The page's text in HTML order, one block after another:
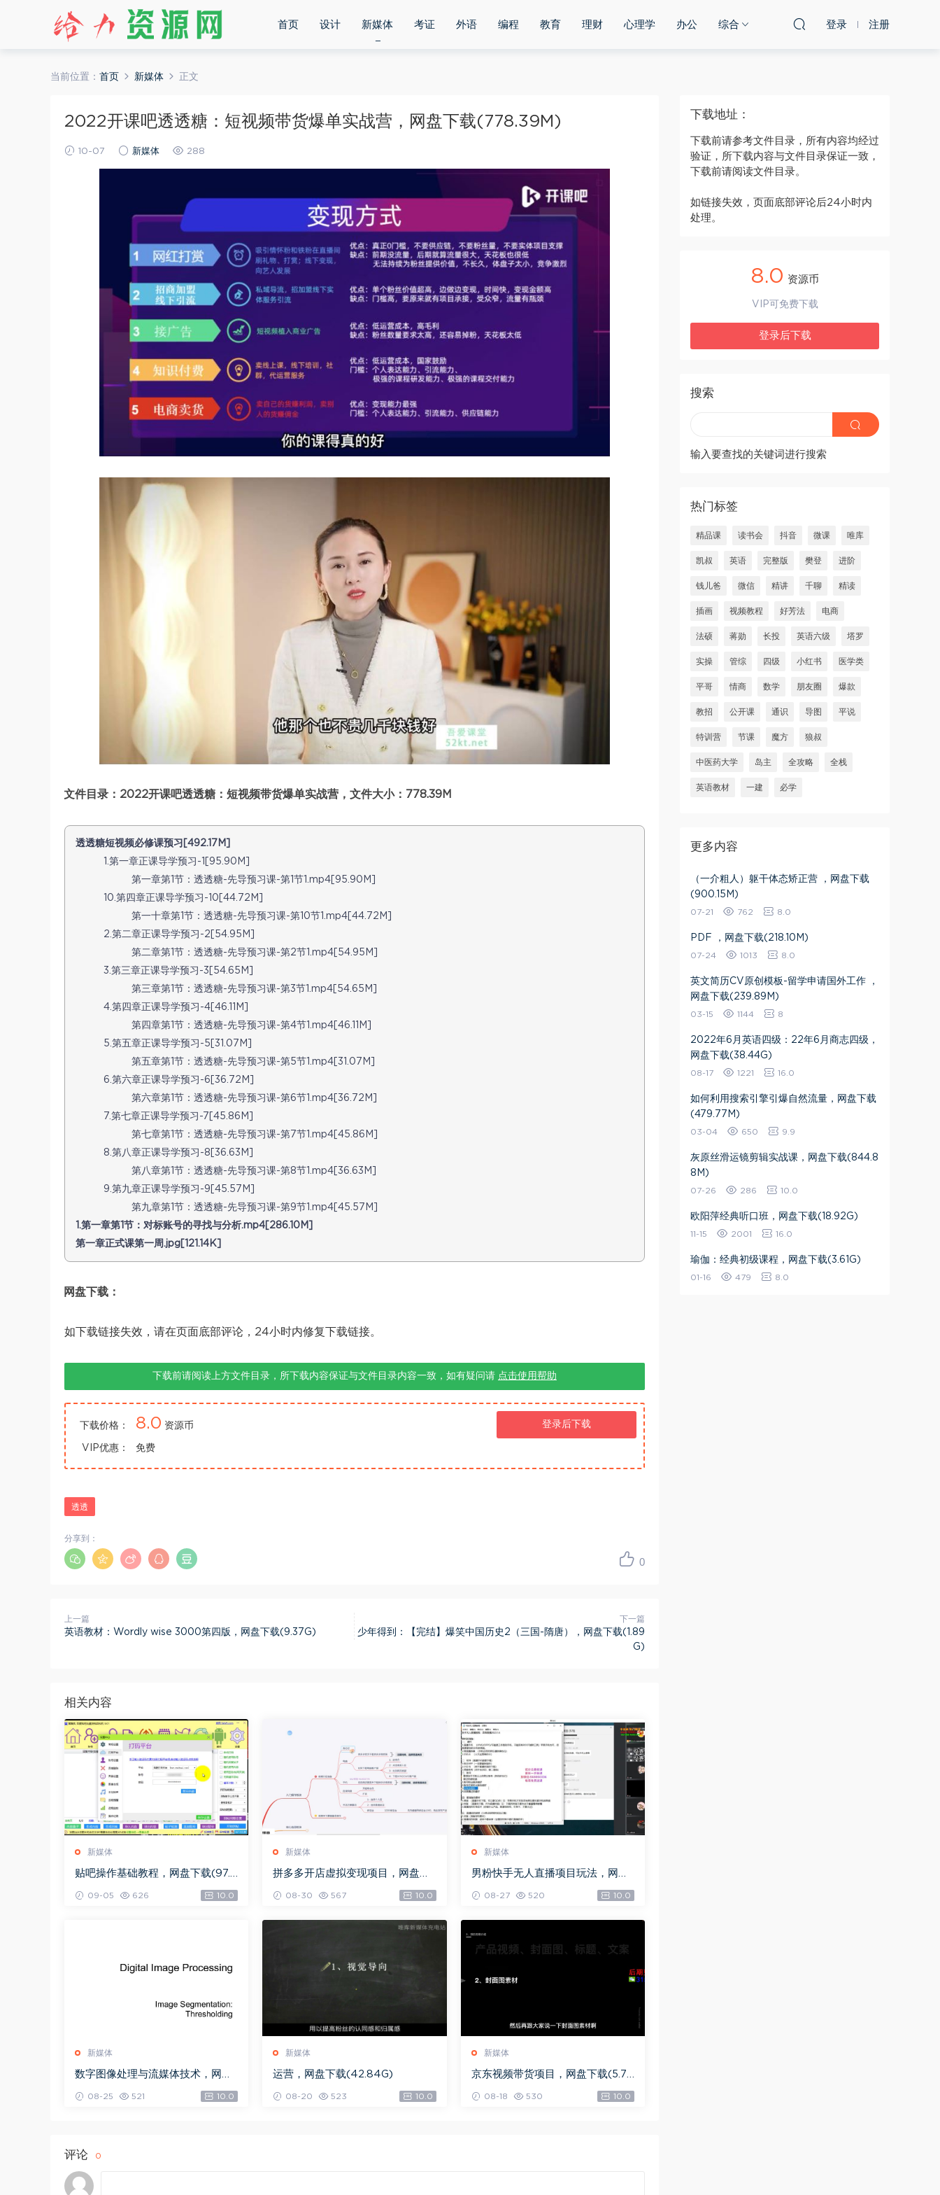
首页 设计 新媒体 考证 外语 编程 教育 理财 心理学 办公 综合 登录 注册
当前位置： 首页 新媒体 正文
2022开课吧透透糖：短视频带货爆单实战营，网盘下载(778.39M)
10-07 新媒体 288
文件目录：2022开课吧透透糖：短视频带货爆单实战营，文件大小：778.39M
透透糖短视频必修课预习[492.17M]
1.第一章正课导学预习-1[95.90M]
第一章第1节：透透糖-先导预习课-第1节1.mp4[95.90M]
10.第四章正课导学预习-10[44.72M]
第一十章第1节：透透糖-先导预习课-第10节1.mp4[44.72M]
2.第二章正课导学预习-2[54.95M]
第二章第1节：透透糖-先导预习课-第2节1.mp4[54.95M]
3.第三章正课导学预习-3[54.65M]
第三章第1节：透透糖-先导预习课-第3节1.mp4[54.65M]
4.第四章正课导学预习-4[46.11M]
第四章第1节：透透糖-先导预习课-第4节1.mp4[46.11M]
5.第五章正课导学预习-5[31.07M]
第五章第1节：透透糖-先导预习课-第5节1.mp4[31.07M]
6.第六章正课导学预习-6[36.72M]
第六章第1节：透透糖-先导预习课-第6节1.mp4[36.72M]
7.第七章正课导学预习-7[45.86M]
第七章第1节：透透糖-先导预习课-第7节1.mp4[45.86M]
8.第八章正课导学预习-8[36.63M]
第八章第1节：透透糖-先导预习课-第8节1.mp4[36.63M]
9.第九章正课导学预习-9[45.57M]
第九章第1节：透透糖-先导预习课-第9节1.mp4[45.57M]
1.第一章第1节：对标账号的寻找与分析.mp4[286.10M]
第一章正式课第一周.jpg[121.14K]
网盘下载：
如下载链接失效，请在页面底部评论，24小时内修复下载链接。
下载前请阅读上方文件目录，所下载内容保证与文件目录内容一致，如有疑问请 点击使用帮助
下载价格： 8.0 资源币
VIP优惠： 免费
登录后下载
透透
0
分享到：
上一篇
英语教材：Wordly wise 3000第四版，网盘下载(9.37G)
下一篇
少年得到：【完结】爆笑中国历史2（三国-隋唐），网盘下载(1.89
G)
相关内容
新媒体
贴吧操作基础教程，网盘下载(97.5
09-05 626 10.0
新媒体
拼多多开店虚拟变现项目，网盘下
08-30 567 10.0
新媒体
男粉快手无人直播项目玩法，网盘
08-27 520 10.0
新媒体
数字图像处理与流媒体技术，网盘
08-25 521 10.0
新媒体
运营，网盘下载(42.84G)
08-20 523 10.0
新媒体
京东视频带货项目，网盘下载(5.72
08-18 530 10.0
评论 0
下载地址：
下载前请参考文件目录，所有内容均经过
验证，所下载内容与文件目录保证一致，
下载前请阅读文件目录。
如链接失效，页面底部评论后24小时内
处理。
8.0 资源币
VIP可免费下载
登录后下载
搜索
输入要查找的关键词进行搜索
热门标签
精品课 读书会 抖音 微课 唯库
凯叔 英语 完整版 樊登 进阶
钱儿爸 微信 精讲 千聊 精读
插画 视频教程 好芳法 电商
法硕 蒋勋 长投 英语六级 塔罗
实操 管综 四级 小红书 医学类
平哥 情商 数学 朋友圈 爆款
教招 公开课 通识 导图 平说
特训营 节课 魔方 狼叔
中医药大学 岛主 全攻略 全栈
英语教材 一建 必学
更多内容
（一介粗人）躯干体态矫正营 ，网盘下载
(900.15M)
07-21 762 8.0
PDF ，网盘下载(218.10M)
07-24 1013 8.0
英文简历CV原创模板-留学申请国外工作 ，
网盘下载(239.89M)
03-15 1144 8
2022年6月英语四级：22年6月商志四级，
网盘下载(38.44G)
08-17 1221 16.0
如何利用搜索引擎引爆自然流量，网盘下载
(479.77M)
03-04 650 9.9
灰原丝滑运镜剪辑实战课，网盘下载(844.8
8M)
07-26 286 10.0
欧阳萍经典听口班，网盘下载(18.92G)
11-15 2001 16.0
瑜伽：经典初级课程，网盘下载(3.61G)
01-16 479 8.0